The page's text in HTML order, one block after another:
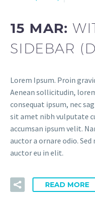
15 MAR:
SIDEBAR
Lorem Ipsum. Proin
Aenean sollicitudin,
consequat ipsum, nec
sit amet nibh vulputate
accumsan ipsum velit.
auctor a ornare odio.
auctor eu in elit.
READ MORE